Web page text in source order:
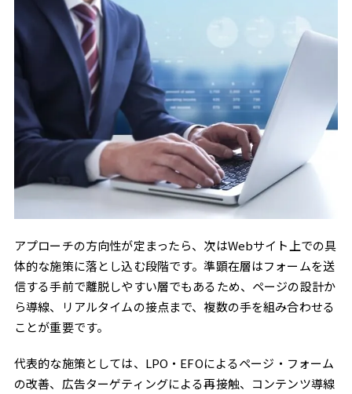
アプローチの方向性が定まったら、次はWebサイト上での具
体的な施策に落とし込む段階です。準顕在層はフォームを送
信する手前で離脱しやすい層でもあるため、ページの設計か
ら導線、リアルタイムの接点まで、複数の手を組み合わせる
ことが重要です。
代表的な施策としては、LPO・EFOによるページ・フォーム
の改善、広告ターゲティングによる再接触、コンテンツ導線